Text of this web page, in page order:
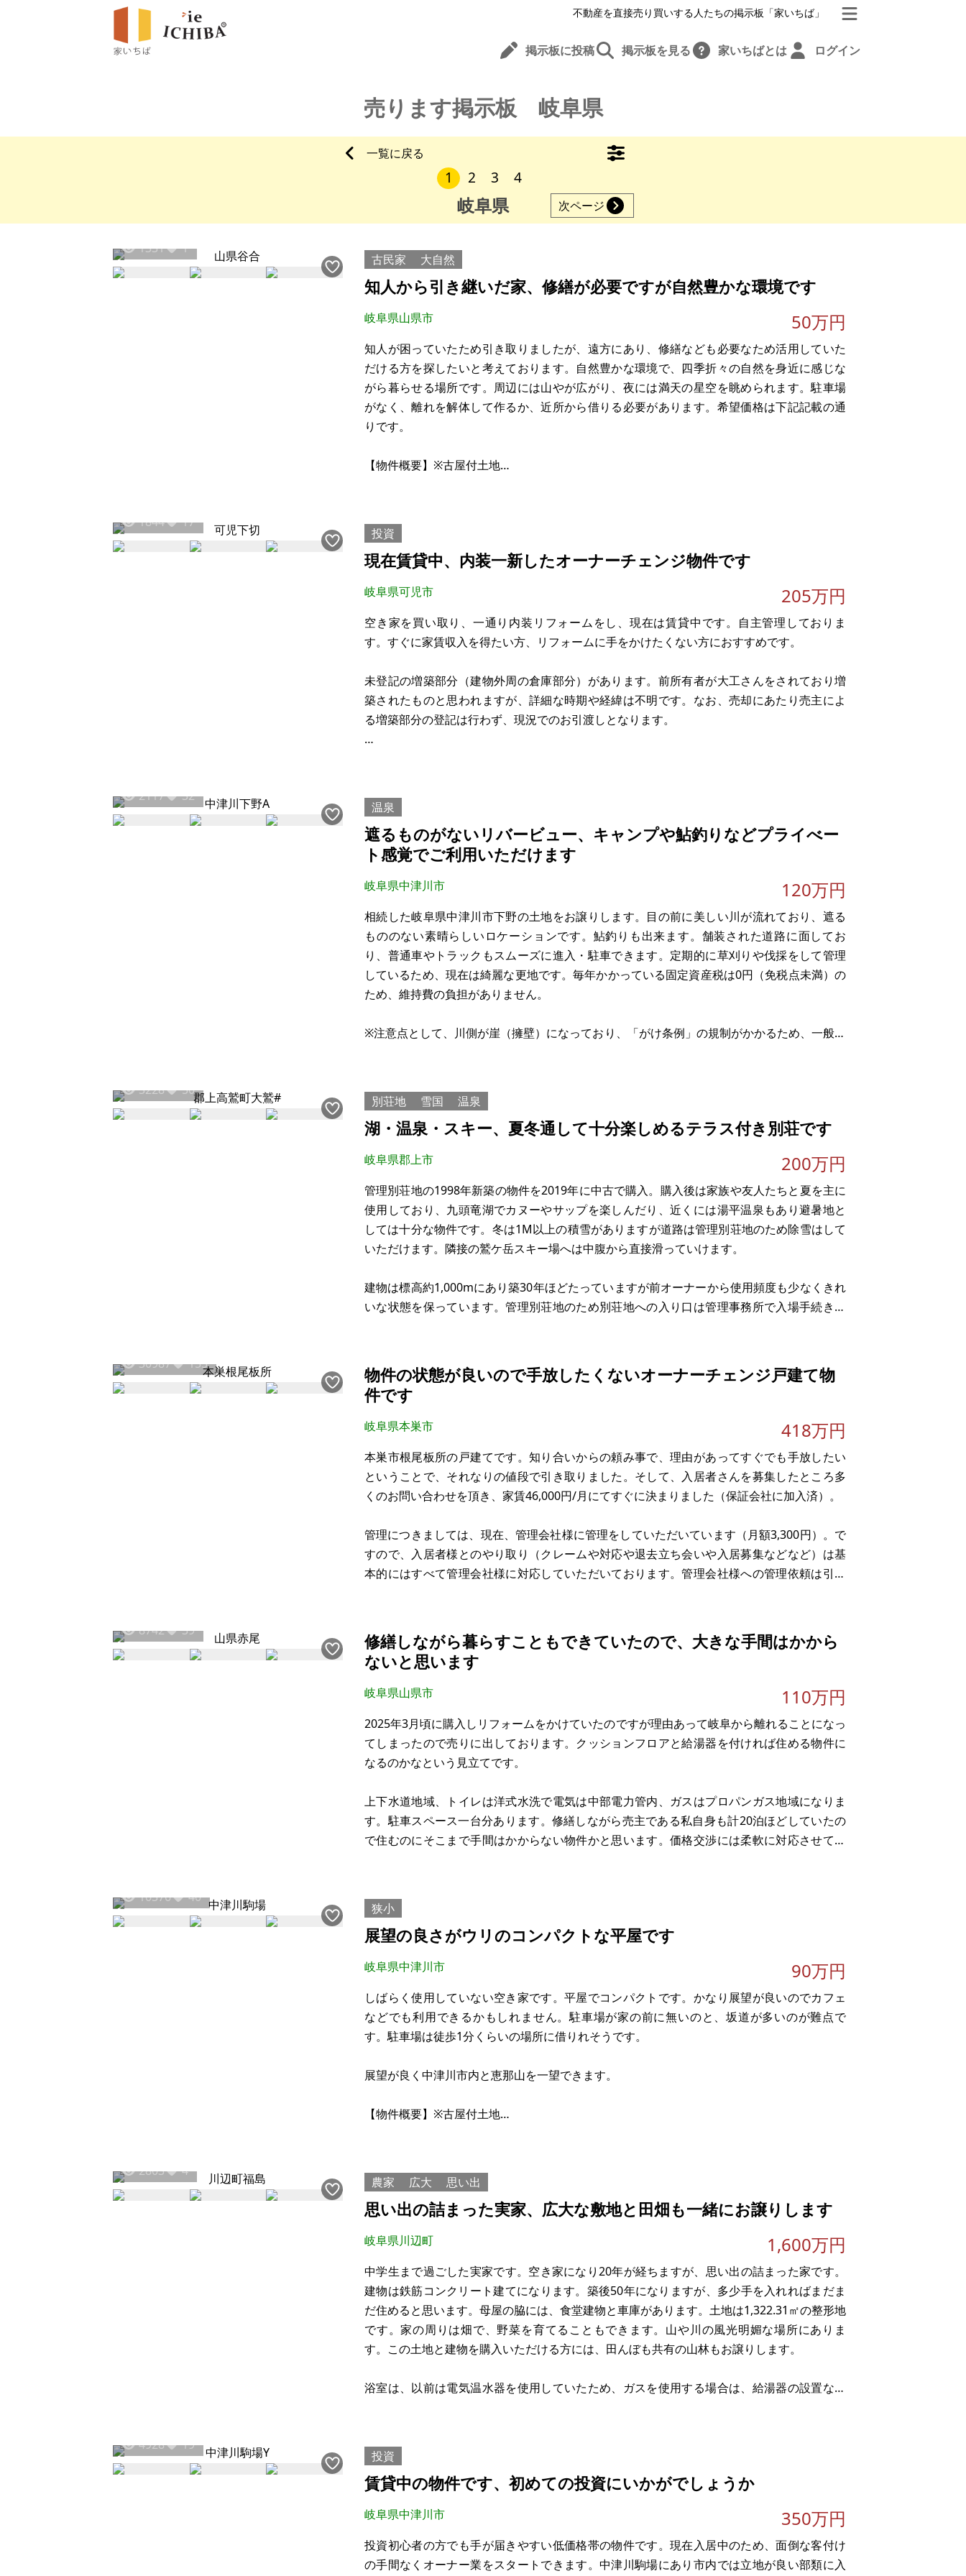
不動産を直接売り買いする人たちの掲示板「家いちば」
掲示板に投稿 掲示板を見る 家いちばとは ログイン
売ります掲示板 岐阜県
一覧に戻る
1 2 3 4
岐阜県 次ページ
1331 1
古民家 大自然
知人から引き継いだ家、修繕が必要ですが自然豊かな環境です
岐阜県山県市 50万円
知人が困っていたため引き取りましたが、遠方にあり、修繕なども必要なため活用していた
だける方を探したいと考えております。自然豊かな環境で、四季折々の自然を身近に感じな
がら暮らせる場所です。周辺には山やが広がり、夜には満天の星空を眺められます。駐車場
がなく、離れを解体して作るか、近所から借りる必要があります。希望価格は下記記載の通
りです。
【物件概要】※古屋付土地
建物：1階 81.65㎡、2階 47.60㎡
構造：木造瓦葺
現況：空き家
※現状有姿、および公簿売買でのお取引きとなります。
1844 17
投資
現在賃貸中、内装一新したオーナーチェンジ物件です
岐阜県可児市 205万円
空き家を買い取り、一通り内装リフォームをし、現在は賃貸中です。自主管理しておりま
す。すぐに家賃収入を得たい方、リフォームに手をかけたくない方におすすめです。
未登記の増築部分（建物外周の倉庫部分）があります。前所有者が大工さんをされており増
築されたものと思われますが、詳細な時期や経緯は不明です。なお、売却にあたり売主によ
る増築部分の登記は行わず、現況でのお引渡しとなります。
・引渡時期：いつでも
・オーナーチェンジ（「賃貸契約概要」は以下参照）
・契約不適合責任免責
・現況渡し
＜賃貸契約概要＞
・契約期間：2026年5月16日～20
2117 32
温泉
遮るものがないリバービュー、キャンプや鮎釣りなどプライべー
ト感覚でご利用いただけます
岐阜県中津川市 120万円
相続した岐阜県中津川市下野の土地をお譲りします。目の前に美しい川が流れており、遮る
もののない素晴らしいロケーションです。鮎釣りも出来ます。舗装された道路に面してお
り、普通車やトラックもスムーズに進入・駐車できます。定期的に草刈りや伐採をして管理
しているため、現在は綺麗な更地です。毎年かかっている固定資産税は0円（免税点未満）の
ため、維持費の負担がありません。
※注意点として、川側が崖（擁壁）になっており、「がけ条例」の規制がかかるため、一般的
3228
50
別荘地 雪国 温泉
湖・温泉・スキー、夏冬通して十分楽しめるテラス付き別荘です
岐阜県郡上市 200万円
管理別荘地の1998年新築の物件を2019年に中古で購入。購入後は家族や友人たちと夏を主に
使用しており、九頭竜湖でカヌーやサップを楽しんだり、近くには湯平温泉もあり避暑地と
しては十分な物件です。冬は1M以上の積雪がありますが道路は管理別荘地のため除雪はして
いただけます。隣接の鷲ケ岳スキー場へは中腹から直接滑っていけます。
建物は標高約1,000mにあり築30年ほどたっていますが前オーナーから使用頻度も少なくきれ
いな状態を保っています。管理別荘地のため別荘地への入り口は管理事務所で入場手続きも
30987
155
物件の状態が良いので手放したくないオーナーチェンジ戸建て物
件です
岐阜県本巣市 418万円
本巣市根尾板所の戸建てです。知り合いからの頼み事で、理由があってすぐでも手放したい
ということで、それなりの値段で引き取りました。そして、入居者さんを募集したところ多
くのお問い合わせを頂き、家賃46,000円/月にてすぐに決まりました（保証会社に加入済）。
管理につきましては、現在、管理会社様に管理をしていただいています（月額3,300円）。で
すので、入居者様とのやり取り（クレームや対応や退去立ち会いや入居募集などなど）は基
本的にはすべて管理会社様に対応していただいております。管理会社様への管理依頼は引き
8742
39
修繕しながら暮らすこともできていたので、大きな手間はかから
ないと思います
岐阜県山県市 110万円
2025年3月頃に購入しリフォームをかけていたのですが理由あって岐阜から離れることになっ
てしまったので売りに出しております。クッションフロアと給湯器を付ければ住める物件に
なるのかなという見立てです。
上下水道地域、トイレは洋式水洗で電気は中部電力管内、ガスはプロパンガス地域になりま
す。駐車スペース一台分あります。修繕しながら売主である私自身も計20泊ほどしていたの
で住むのにそこまで手間はかからない物件かと思います。価格交渉には柔軟に対応させて頂
山県市は岐阜市の北隣りに位置していて市内北部を流れる円原
10376 40
狭小
展望の良さがウリのコンパクトな平屋です
岐阜県中津川市 90万円
しばらく使用していない空き家です。平屋でコンパクトです。かなり展望が良いのでカフェ
などでも利用できるかもしれません。駐車場が家の前に無いのと、坂道が多いのが難点で
す。駐車場は徒歩1分くらいの場所に借りれそうです。
展望が良く中津川市内と恵那山を一望できます。
【物件概要】※古屋付土地
建物：35.25㎡
構造：木造セメント瓦葺平屋建
現況：空き家
※現状有姿、および公簿売買でのお取引きとなります。
2803 4
農家 広大 思い出
思い出の詰まった実家、広大な敷地と田畑も一緒にお譲りします
岐阜県川辺町 1,600万円
中学生まで過ごした実家です。空き家になり20年が経ちますが、思い出の詰まった家です。
建物は鉄筋コンクリート建てになります。築後50年になりますが、多少手を入れればまだま
だ住めると思います。母屋の脇には、食堂建物と車庫があります。土地は1,322.31㎡の整形地
です。家の周りは畑で、野菜を育てることもできます。山や川の風光明媚な場所にありま
す。この土地と建物を購入いただける方には、田んぼも共有の山林もお譲りします。
浴室は、以前は電気温水器を使用していたため、ガスを使用する場合は、給湯器の設置など
4928
19
投資
賃貸中の物件です、初めての投資にいかがでしょうか
岐阜県中津川市 350万円
投資初心者の方でも手が届きやすい低価格帯の物件です。現在入居中のため、面倒な客付け
の手間なくオーナー業をスタートできます。中津川駒場にあり市内では立地が良い部類に入